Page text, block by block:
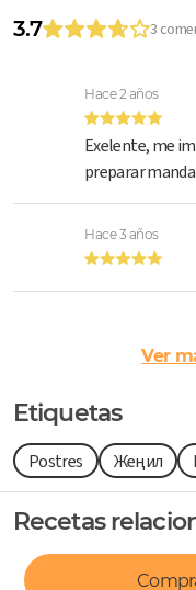
3.7
3
Hace 2 años
Exelente, me
preparar
Hace 3 años
Ver
Etiquetas
Postres Жеңил
Recetas